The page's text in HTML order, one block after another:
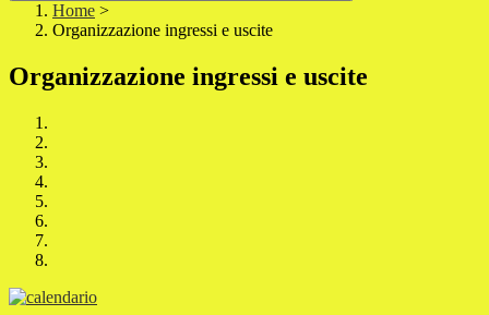
Home >
Organizzazione ingressi e uscite
Organizzazione ingressi e uscite